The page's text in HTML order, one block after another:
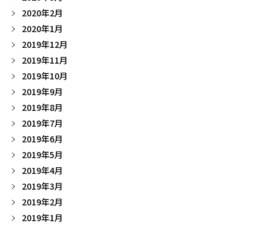
2020年2月
2020年1月
2019年12月
2019年11月
2019年10月
2019年9月
2019年8月
2019年7月
2019年6月
2019年5月
2019年4月
2019年3月
2019年2月
2019年1月